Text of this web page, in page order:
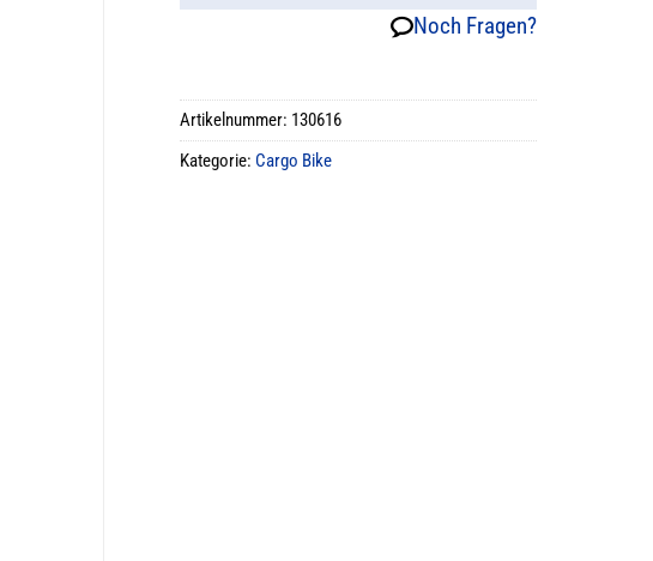
Noch Fragen?
Artikelnummer: 130616
Kategorie: Cargo Bike